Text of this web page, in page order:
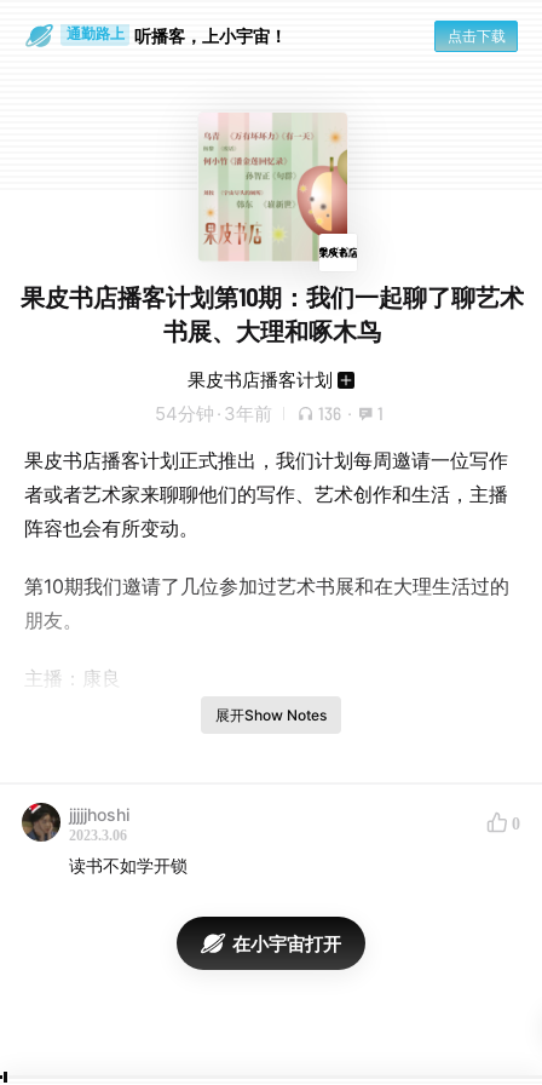
通勤路上 听播客，上小宇宙！ 点击下载
果皮书店播客计划第10期：我们一起聊了聊艺术
书展、大理和啄木鸟
果皮书店播客计划
54分钟 · 3年前 136 · 1
果皮书店播客计划正式推出，我们计划每周邀请一位写作
者或者艺术家来聊聊他们的写作、艺术创作和生活，主播
阵容也会有所变动。
第10期我们邀请了几位参加过艺术书展和在大理生活过的
朋友。
主播：康良
嘉宾：乌青、左右右、vita、烫烫、李伟
展开Show Notes
jjjjjhoshi
2023.3.06
0
读书不如学开锁
在小宇宙打开